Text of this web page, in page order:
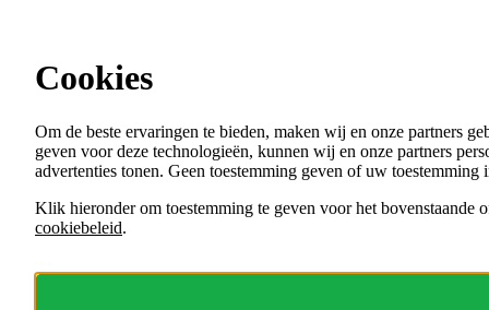
Menu
VACATURES
ORGANISATIES
Cookies
Om de beste ervaringen te bieden, maken wij en onze partners
geven voor deze technologieën, kunnen wij en onze partners
advertenties tonen. Geen toestemming geven of uw
Klik hieronder om toestemming te geven voor het bovenstaande
cookiebeleid.